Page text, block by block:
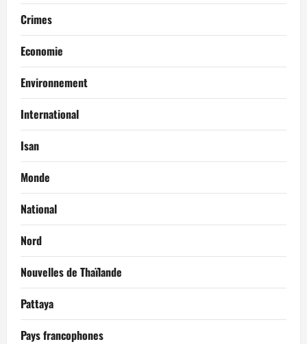
Crimes
Economie
Environnement
International
Isan
Monde
National
Nord
Nouvelles de Thaïlande
Pattaya
Pays francophones